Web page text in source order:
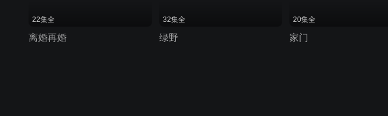
22集全
离婚再婚
32集全
绿野
20集全
家门